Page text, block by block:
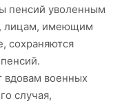
пенсий уволенным
лицам, имеющим
сохраняются
вдовам военных
случая,